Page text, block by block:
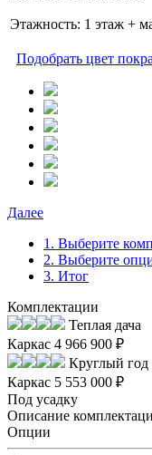
Этажность: 1 этаж +
Подобрать цвет
Далее
1. Выберите
2. Выберите
3. Итог
Комплектации
Теплая дача
Каркас 4 966 900 ₽
Круглый год
Каркас 5 553 000 ₽
Под усадку
Описание
Опции